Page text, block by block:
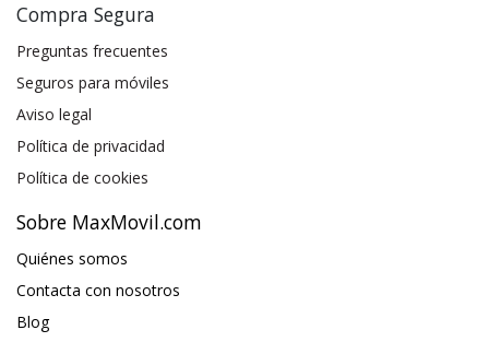
Compra Segura
Preguntas frecuentes
Seguros para móviles
Aviso legal
Política de privacidad
Política de cookies
Sobre MaxMovil.com
Quiénes somos
Contacta con nosotros
Blog